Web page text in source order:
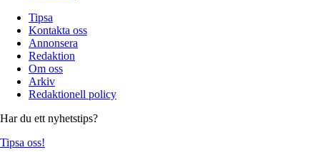
Tipsa
Kontakta oss
Annonsera
Redaktion
Om oss
Arkiv
Redaktionell policy
Har du ett nyhetstips?
Tipsa oss!